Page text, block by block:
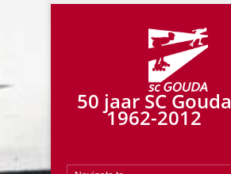
50 jaar SC Gouda
1962-2012